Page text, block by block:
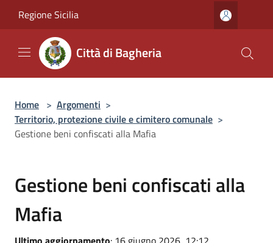
Regione Sicilia
Città di Bagheria
Home > Argomenti >
Territorio, protezione civile e cimitero comunale >
Gestione beni confiscati alla Mafia
Gestione beni confiscati alla
Mafia